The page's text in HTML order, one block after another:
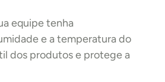
equipe tenha
e a temperatura do
dos produtos e protege a